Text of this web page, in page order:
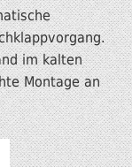
im kalten
Montage an